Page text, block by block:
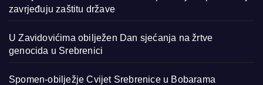
zavrjeđuju zaštitu države
U Zavidovićima obilježen Dan sjećanja na žrtve
genocida u Srebrenici
Spomen-obilježje Cvijet Srebrenice u Bobarama